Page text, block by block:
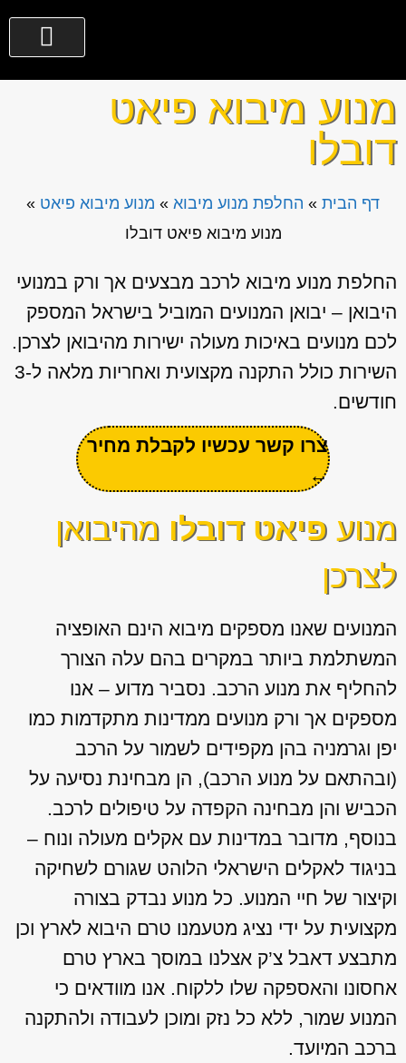
מנוע מיבוא פיאט
דובלו
דף הבית » החלפת מנוע מיבוא » מנוע מיבוא פיאט »
מנוע מיבוא פיאט דובלו
החלפת מנוע מיבוא לרכב מבצעים אך ורק במנועי
היבואן – יבואן המנועים המוביל בישראל המספק
לכם מנועים באיכות מעולה ישירות מהיבואן לצרכן.
השירות כולל התקנה מקצועית ואחריות מלאה ל-3
חודשים.
צרו קשר עכשיו לקבלת מחיר
←
מנוע פיאט דובלו מהיבואן
לצרכן
המנועים שאנו מספקים מיבוא הינם האופציה
המשתלמת ביותר במקרים בהם עלה הצורך
להחליף את מנוע הרכב. נסביר מדוע – אנו
מספקים אך ורק מנועים ממדינות מתקדמות כמו
יפן וגרמניה בהן מקפידים לשמור על הרכב
(ובהתאם על מנוע הרכב), הן מבחינת נסיעה על
הכביש והן מבחינה הקפדה על טיפולים לרכב.
בנוסף, מדובר במדינות עם אקלים מעולה ונוח –
בניגוד לאקלים הישראלי הלוהט שגורם לשחיקה
וקיצור של חיי המנוע. כל מנוע נבדק בצורה
מקצועית על ידי נציג מטעמנו טרם היבוא לארץ וכן
מתבצע דאבל צ’ק אצלנו במוסך בארץ טרם
אחסונו והאספקה שלו ללקוח. אנו מוודאים כי
המנוע שמור, ללא כל נזק ומוכן לעבודה ולהתקנה
ברכב המיועד.